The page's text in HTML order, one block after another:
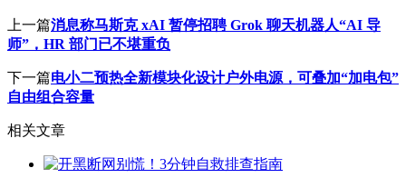
上一篇消息称马斯克 xAI 暂停招聘 Grok 聊天机器人“AI 导
师”，HR 部门已不堪重负
下一篇电小二预热全新模块化设计户外电源，可叠加“加电包”
自由组合容量
相关文章